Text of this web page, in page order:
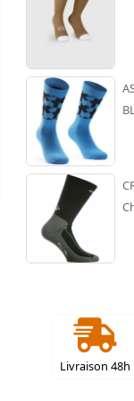
Livraison 48h